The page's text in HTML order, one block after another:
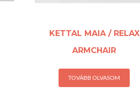
KETTAL MAIA / RELAX
ARMCHAIR
TOVÁBB OLVASOM